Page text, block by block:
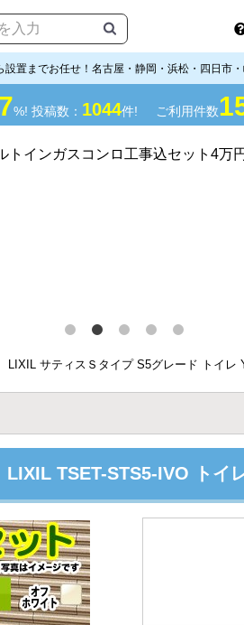
設置までお任せ！名古屋・静岡・浜松・四日市
%! 投稿数： 1044件! ご利用件数
LIXIL サティスＳタイプ S5グレード トイレ
LIXIL TSET-STS5-IVO トイ